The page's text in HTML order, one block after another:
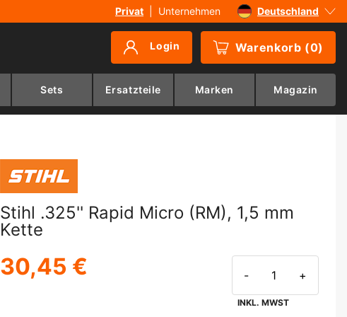
Privat Unternehmen
Deutschland
Sverige
Suomi
Login Warenkorb (0)
Sets Ersatzteile Marken Magazin
Stihl .325'' Rapid Micro (RM), 1,5 mm
Kette
30,45 € - +
INKL. MWST